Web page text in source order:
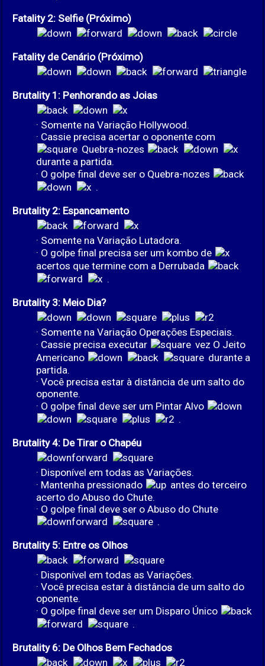
Fatality 2: Selfie (Próximo)
Fatality de Cenário (Próximo)
Brutality 1: Penhorando as Joias
· Somente na Variação Hollywood.
· Cassie precisa acertar o oponente com
Quebra-nozes
durante a partida.
· O golpe final deve ser o Quebra-nozes
.
Brutality 2: Espancamento
· Somente na Variação Lutadora.
· O golpe final precisa ser um kombo de
acertos que termine com a Derrubada
.
Brutality 3: Meio Dia?
· Somente na Variação Operações Especiais.
· Cassie precisa executar
vez O Jeito
Americano
durante a
partida.
· Você precisa estar à distância de um salto do
oponente.
· O golpe final deve ser um Pintar Alvo
.
Brutality 4: De Tirar o Chapéu
· Disponível em todas as Variações.
· Mantenha pressionado
antes do terceiro
acerto do Abuso do Chute.
· O golpe final deve ser o Abuso do Chute
.
Brutality 5: Entre os Olhos
· Disponível em todas as Variações.
· Você precisa estar à distância de um salto do
oponente.
· O golpe final deve ser um Disparo Único
.
Brutality 6: De Olhos Bem Fechados